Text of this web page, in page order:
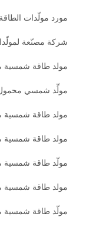
مورد مولّدات
شركة مصنّعة
مولد طاقة شمسية محمول
مولِّد شمسي محمول
مولد طاقة
مولد طاقة شمسية
مولّد طاقة شمسية
مولد طاقة شمسية
مولّد طاقة شمسية